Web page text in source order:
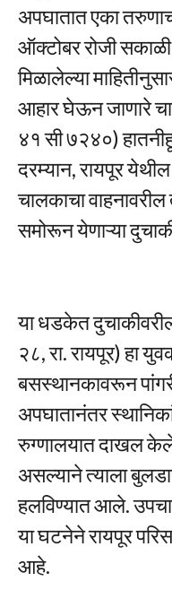
अपघातात एका
ऑक्टोबर रोजी
मिळालेल्या
आहार घेऊन जाणारे
४१ सी ७२४०)
दरम्यान, रायपूर
चालकाचा
समोरून येणाऱ्या
या धडकेत
२८, रा. रायपूर) हा
बसस्थानकावरून
अपघातानंतर
रुग्णालयात दाखल
असल्याने त्याला
हलविण्यात आले.
या घटनेने रायपूर
आहे.